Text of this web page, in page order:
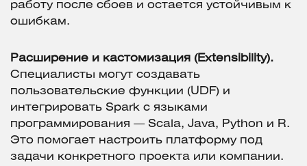
работу после сбоев и остается устойчивым к
ошибкам.
Расширение и кастомизация (Extensibility).
Специалисты могут создавать
пользовательские функции (UDF) и
интегрировать Spark с языками
программирования — Scala, Java, Python и R.
Это помогает настроить платформу под
задачи конкретного проекта или компании.